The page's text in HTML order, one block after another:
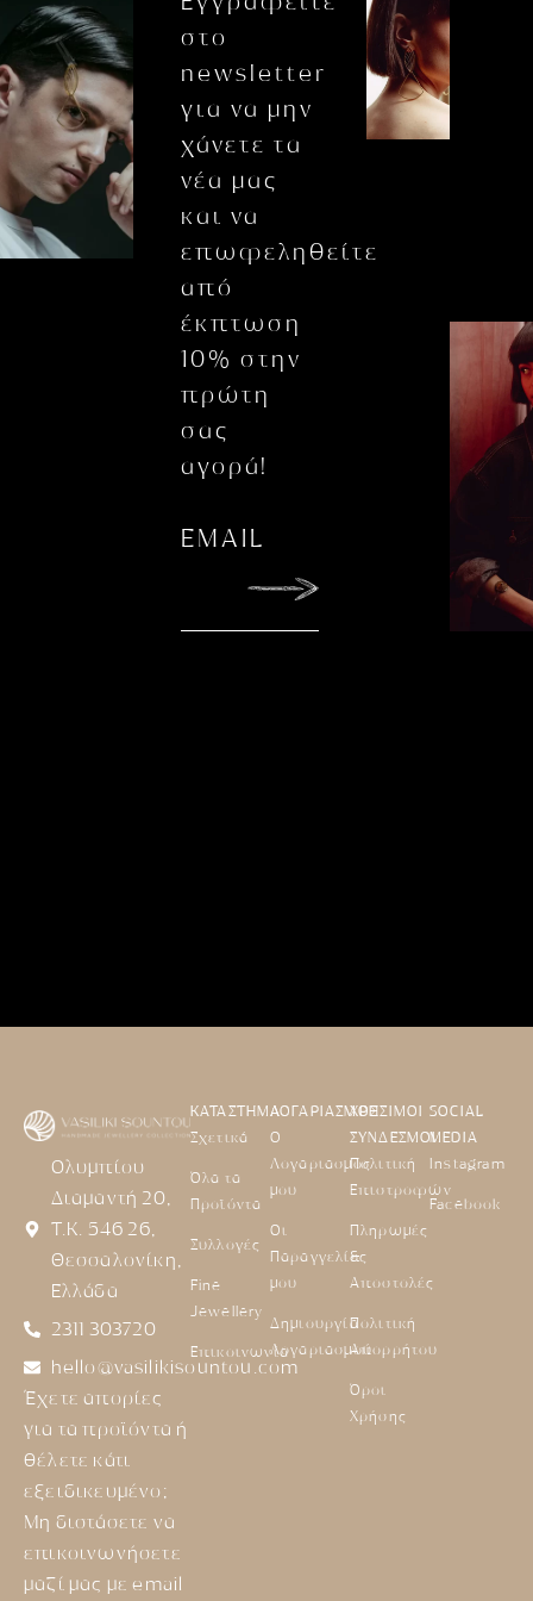
στο
newsletter
για να μην
χάνετε τα
νέα μας
και να
επωφεληθείτε
από
έκπτωση
10% στην
πρώτη
σας
αγορά!
Ολυμπίου
Διαμαντή 20,
Τ.Κ. 546 26,
Θεσσαλονίκη,
Ελλάδα
2311 303720
hello@vasilikisountou.com
Έχετε απορίες
για τα προϊόντα ή
θέλετε κάτι
εξειδικευμένο;
Μη διστάσετε να
επικοινωνήσετε
μαζί μας με email
ΚΑΤΑΣΤΗΜΑ
Σχετικά
Όλα τα
Προϊόντα
Συλλογές
Fine
Jewellery
Επικοινωνία
ΛΟΓΑΡΙΑΣΜΟΣ
Ο
Λογαριασμός
μου
Οι
Παραγγελίες
μου
Δημιουργία
Λογαριασμού
ΧΡΗΣΙΜΟΙ
ΣΥΝΔΕΣΜΟΙ
Πολιτική
Επιστροφών
Πληρωμές
&
Αποστολές
Πολιτική
Απορρήτου
Όροι
Χρήσης
SOCIAL
MEDIA
Instagram
Facebook